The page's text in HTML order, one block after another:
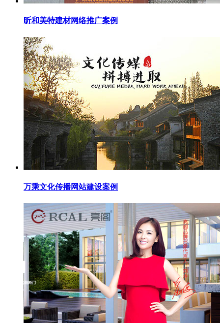
昕和美特建材网络推广案例
万乘文化传播网站建设案例